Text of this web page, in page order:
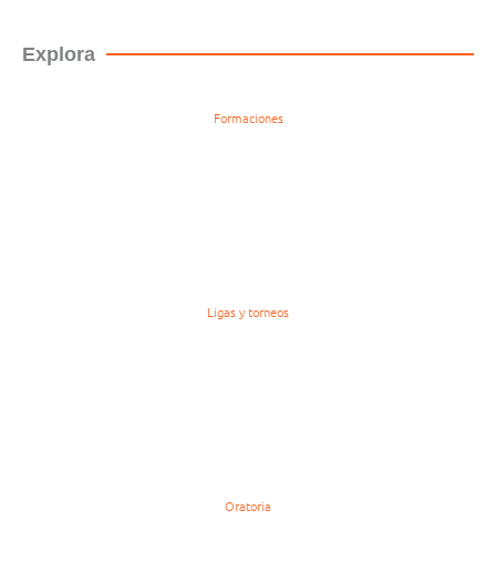
Explora
Formaciones
Ligas y torneos
Oratoria